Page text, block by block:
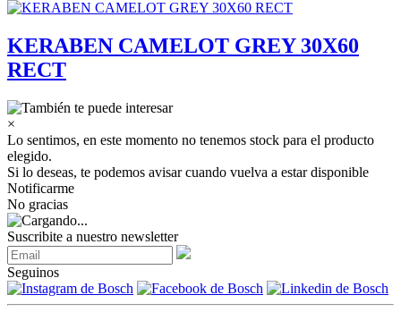
KERABEN CAMELOT GREY 30X60
RECT
×
Lo sentimos, en este momento no tenemos stock para el producto
elegido.
Si lo deseas, te podemos avisar cuando vuelva a estar disponible
Notificarme
No gracias
Suscribite a nuestro newsletter
Seguinos